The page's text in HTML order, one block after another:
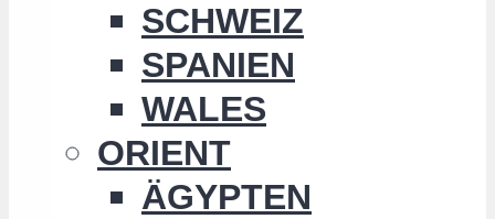
SCHWEIZ
SPANIEN
WALES
ORIENT
ÄGYPTEN